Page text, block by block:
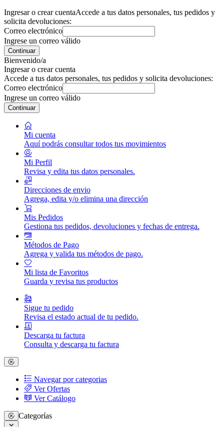
Ingresar o crear cuentaAccede a tus datos personales, tus pedidos y
solicita devoluciones:
Correo electrónico
Ingrese un correo válido
Continuar
Bienvenido/a
Ingresar o crear cuenta
Accede a tus datos personales, tus pedidos y solicita devoluciones:
Correo electrónico
Ingrese un correo válido
Continuar
Mi cuenta
Aquí podrás consultar todos tus movimientos
Mi Perfil
Revisa y edita tus datos personales.
Direcciones de envio
Agrega, edita y/o elimina una dirección
Mis Pedidos
Gestiona tus pedidos, devoluciones y fechas de entrega.
Métodos de Pago
Agrega y valida tus métodos de pago.
Mi lista de Favoritos
Guarda y revisa tus productos
Sigue tu pedido
Revisa el estado actual de tu pedido.
Descarga tu factura
Consulta y descarga tu factura
Navegar por categorias
Ver Ofertas
Ver Catálogo
Categorías